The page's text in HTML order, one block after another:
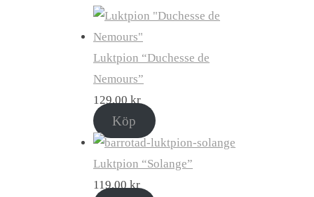
Luktpion “Duchesse de
Nemours”
129,00 kr
Köp
Luktpion “Solange”
119,00 kr